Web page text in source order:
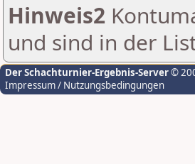
Hinweis2
und sind in der
Der Schachturnier-Ergebnis-Server©
Impressum / Nutzungsbedingungen